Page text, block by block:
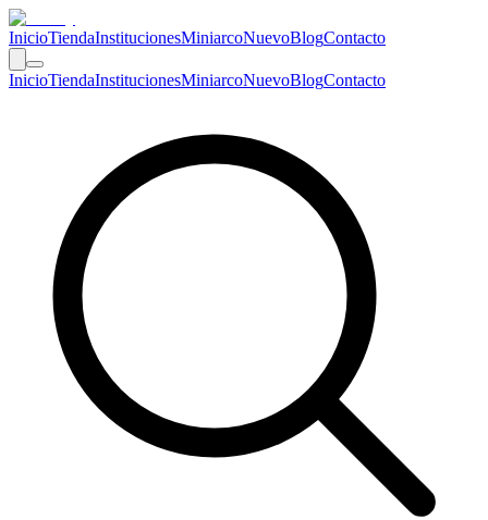
InicioTiendaInstitucionesMiniarcoNuevoBlogContacto
InicioTiendaInstitucionesMiniarcoNuevoBlogContacto